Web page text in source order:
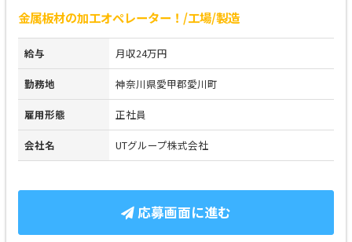
金属板材の加工オペレーター！/工場/製造
給与 月収24万円
勤務地 神奈川県愛甲郡愛川町
雇用形態 正社員
会社名 UTグループ株式会社
応募画面に進む